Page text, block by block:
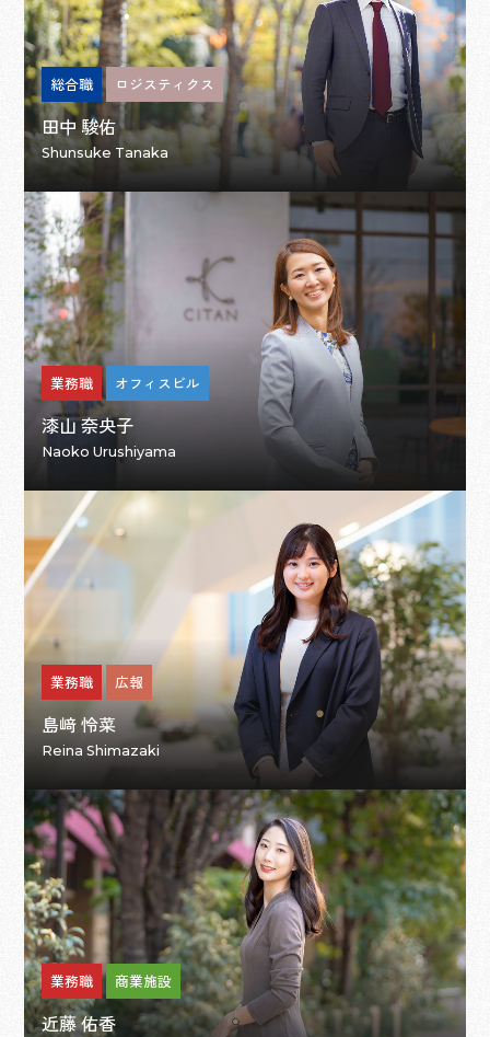
総合職 ロジスティクス
田中 駿佑
Shunsuke Tanaka
業務職 オフィスビル
漆山 奈央子
Naoko Urushiyama
業務職 広報
島﨑 怜菜
Reina Shimazaki
業務職 商業施設
近藤 佑香